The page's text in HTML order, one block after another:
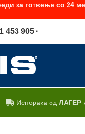
453 905 ·
Испорака од ЛАГЕР
за готвење со 24